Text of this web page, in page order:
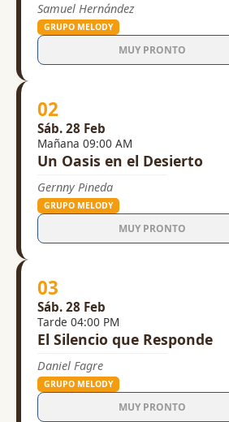
Samuel Hernández
GRUPO MELODY
MUY PRONTO
02
Sáb. 28 Feb
Mañana 09:00 AM
Un Oasis en el Desierto
Gernny Pineda
GRUPO MELODY
MUY PRONTO
03
Sáb. 28 Feb
Tarde 04:00 PM
El Silencio que Responde
Daniel Fagre
GRUPO MELODY
MUY PRONTO